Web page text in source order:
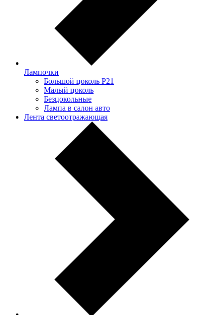
Лампочки
Большой цоколь P21
Малый цоколь
Безцокольные
Лампа в салон авто
Лента светоотражающая